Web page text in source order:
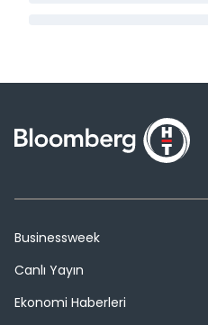
Businessweek
Canlı Yayın
Ekonomi Haberleri